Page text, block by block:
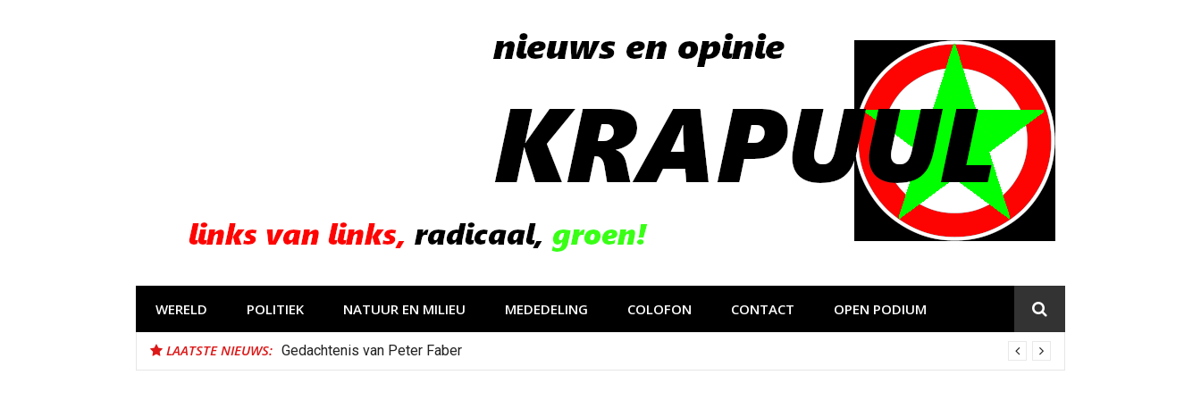
WERELD POLITIEK NATUUR EN MILIEU MEDEDELING COLOFON CONTACT OPEN PODIUM
LAATSTE NIEUWS: Gedachtenis van Peter Faber